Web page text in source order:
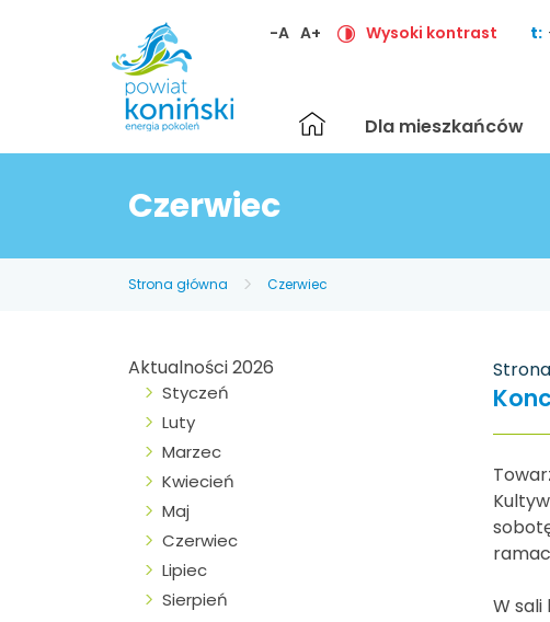
-A A+ Wysoki kontrast t:
Strona
główna
Dla mieszkańców
Czerwiec
Strona główna Czerwiec
Aktualności 2026
Styczeń
Luty
Marzec
Kwiecień
Maj
Czerwiec
Lipiec
Sierpień
W sali